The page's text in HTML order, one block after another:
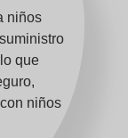
niños
que
niños